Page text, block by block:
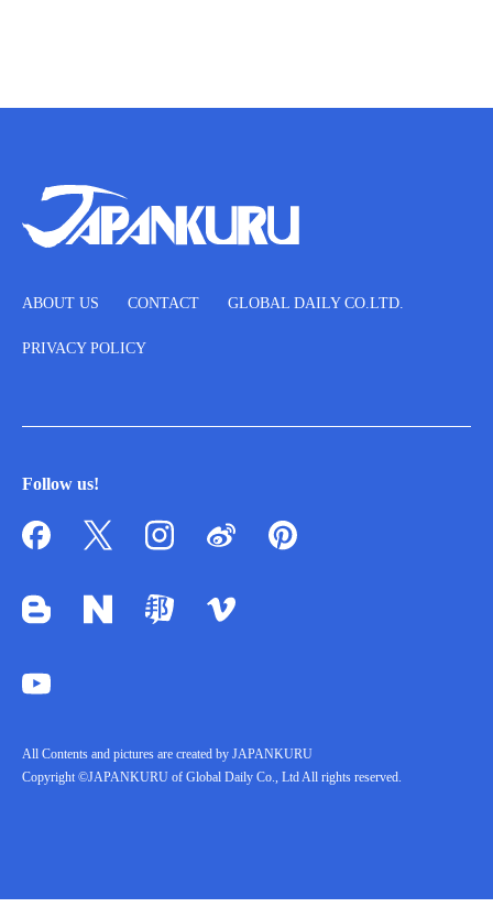
ABOUT US CONTACT GLOBAL DAILY CO.LTD.
PRIVACY POLICY
Follow us!
All Contents and pictures are created by JAPANKURU
Copyright ©JAPANKURU of Global Daily Co., Ltd All rights reserved.